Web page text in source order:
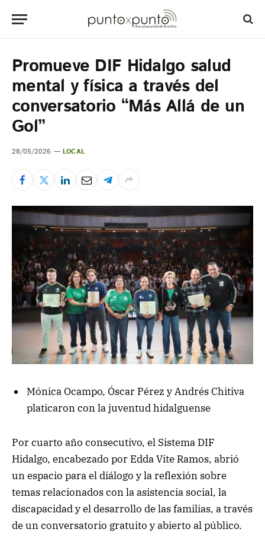
Promueve DIF Hidalgo salud
mental y física a través del
conversatorio “Más Allá de un
Gol”
28/05/2026 LOCAL
Mónica Ocampo, Óscar Pérez y Andrés Chitiva
platicaron con la juventud hidalguense
Por cuarto año consecutivo, el Sistema DIF
Hidalgo, encabezado por Edda Vite Ramos, abrió
un espacio para el diálogo y la reflexión sobre
temas relacionados con la asistencia social, la
discapacidad y el desarrollo de las familias, a través
de un conversatorio gratuito y abierto al público.